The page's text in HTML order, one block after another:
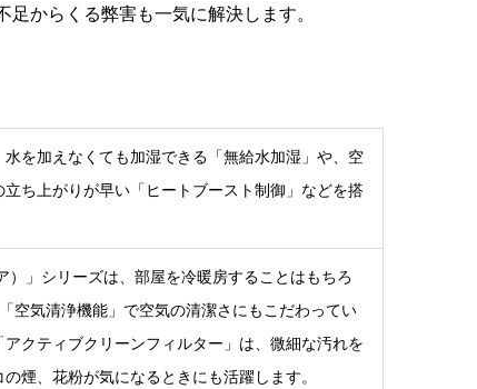
からくる弊害も一気に解決します。
を加えなくても加湿できる「無給水加湿」や、空
ち上がりが早い「ヒートブースト制御」などを搭
」シリーズは、部屋を冷暖房することはもちろ
空気清浄機能」で空気の清潔さにもこだわってい
クティブクリーンフィルター」は、微細な汚れを
煙、花粉が気になるときにも活躍します。